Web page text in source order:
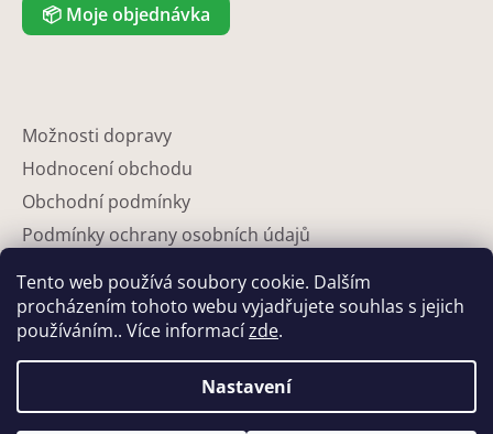
Tento web používá soubory cookie. Dalším
procházením tohoto webu vyjadřujete souhlas s jejich
používáním.. Více informacízde.
Nastavení
📦 Moje objednávka
Možnosti dopravy
Hodnocení obchodu
Obchodní podmínky
Podmínky ochrany osobních údajů
Partneři
Kontakty